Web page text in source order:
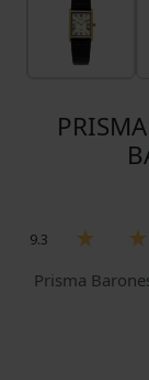
9.3
Prisma